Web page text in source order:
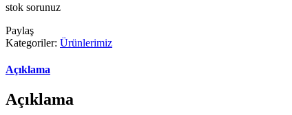
stok sorunuz
Paylaş
Kategoriler: Ürünlerimiz
Açıklama
Açıklama